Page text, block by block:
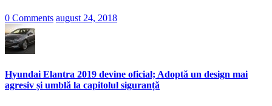
0 Comments august 24, 2018
Hyundai Elantra 2019 devine oficial; Adoptă un design mai
agresiv și umblă la capitolul siguranță